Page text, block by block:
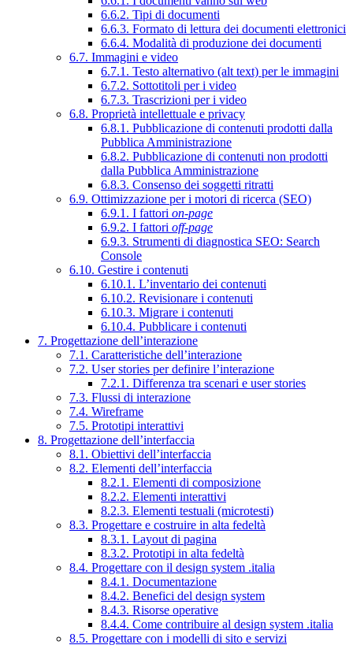
6.6.2. Tipi di documenti
6.6.3. Formato di lettura dei documenti elettronici
6.6.4. Modalità di produzione dei documenti
6.7. Immagini e video
6.7.1. Testo alternativo (alt text) per le immagini
6.7.2. Sottotitoli per i video
6.7.3. Trascrizioni per i video
6.8. Proprietà intellettuale e privacy
6.8.1. Pubblicazione di contenuti prodotti dalla
Pubblica Amministrazione
6.8.2. Pubblicazione di contenuti non prodotti
dalla Pubblica Amministrazione
6.8.3. Consenso dei soggetti ritratti
6.9. Ottimizzazione per i motori di ricerca (SEO)
6.9.1. I fattori on-page
6.9.2. I fattori off-page
6.9.3. Strumenti di diagnostica SEO: Search
Console
6.10. Gestire i contenuti
6.10.1. L’inventario dei contenuti
6.10.2. Revisionare i contenuti
6.10.3. Migrare i contenuti
6.10.4. Pubblicare i contenuti
7. Progettazione dell’interazione
7.1. Caratteristiche dell’interazione
7.2. User stories per definire l’interazione
7.2.1. Differenza tra scenari e user stories
7.3. Flussi di interazione
7.4. Wireframe
7.5. Prototipi interattivi
8. Progettazione dell’interfaccia
8.1. Obiettivi dell’interfaccia
8.2. Elementi dell’interfaccia
8.2.1. Elementi di composizione
8.2.2. Elementi interattivi
8.2.3. Elementi testuali (microtesti)
8.3. Progettare e costruire in alta fedeltà
8.3.1. Layout di pagina
8.3.2. Prototipi in alta fedeltà
8.4. Progettare con il design system .italia
8.4.1. Documentazione
8.4.2. Benefici del design system
8.4.3. Risorse operative
8.4.4. Come contribuire al design system .italia
8.5. Progettare con i modelli di sito e servizi